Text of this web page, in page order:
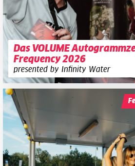
Das VOLUME
Frequency 2026
presented by Infinity Water